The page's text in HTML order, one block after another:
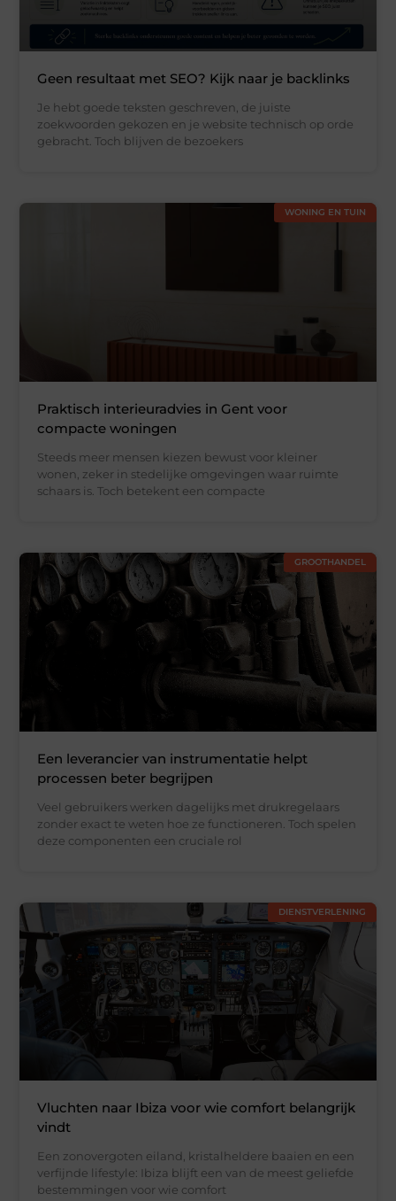
Geen resultaat met SEO? Kijk naar je backlinks
Je hebt goede teksten geschreven, de juiste
zoekwoorden gekozen en je website technisch op orde
gebracht. Toch blijven de bezoekers
WONING EN TUIN
Praktisch interieuradvies in Gent voor
compacte woningen
Steeds meer mensen kiezen bewust voor kleiner
wonen, zeker in stedelijke omgevingen waar ruimte
schaars is. Toch betekent een compacte
GROOTHANDEL
Een leverancier van instrumentatie helpt
processen beter begrijpen
Veel gebruikers werken dagelijks met drukregelaars
zonder exact te weten hoe ze functioneren. Toch spelen
deze componenten een cruciale rol
DIENSTVERLENING
Vluchten naar Ibiza voor wie comfort belangrijk
vindt
Een zonovergoten eiland, kristalheldere baaien en een
verfijnde lifestyle: Ibiza blijft een van de meest geliefde
bestemmingen voor wie comfort